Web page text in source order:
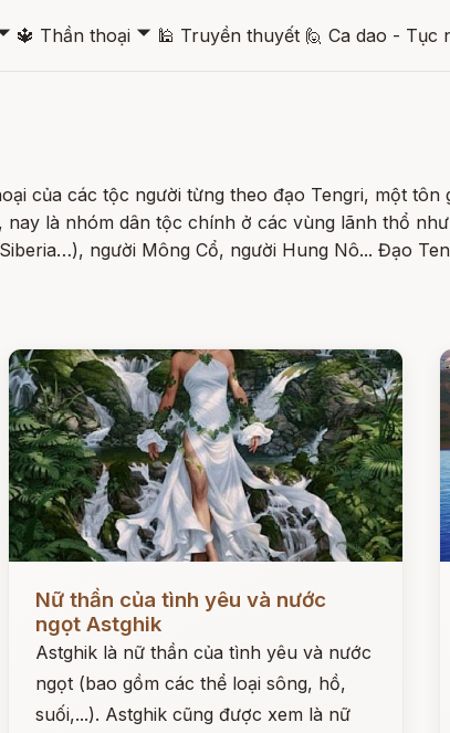
🔱 Thần thoại 🞃 🕌 Truyền thuyết 🙋 Ca dao - Tục
của các tộc người từng theo đạo Tengri, một
là nhóm dân tộc chính ở các vùng lãnh thổ
người Mông Cổ, người Hung Nô... Đạo
Nữ thần của tình yêu và nước
ngọt Astghik
Astghik là nữ thần của tình yêu và nước
ngọt (bao gồm các thể loại sông, hồ,
suối,...). Astghik cũng được xem là nữ